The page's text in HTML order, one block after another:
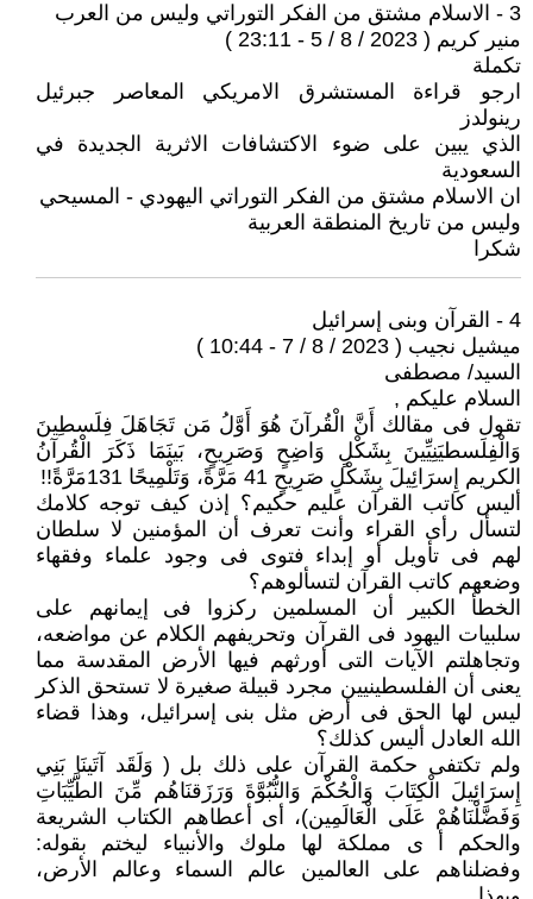
3 - الاسلام مشتق من الفكر التوراتي وليس من العرب
منير كريم ( 2023 / 8 / 5 - 23:11 )
تكملة
ارجو قراءة المستشرق الامريكي المعاصر جبرئيل
رينولدز
الذي يبين على ضوء الاكتشافات الاثرية الجديدة في
السعودية
ان الاسلام مشتق من الفكر التوراتي اليهودي - المسيحي
وليس من تاريخ المنطقة العربية
شكرا
4 - القرآن وبنى إسرائيل
ميشيل نجيب ( 2023 / 8 / 7 - 10:44 )
السيد/ مصطفى
السلام عليكم ,‏
تقول فى مقالك أَنَّ الْقُرآنَ هُوَ أَوَّلُ مَن تَجَاهَلَ فِلَسطِينَ
وَالْفِلَسطيَنِيِّينَ بِشَكْلٍ وَاضِحٍ وَصَرِيحٍ، بَينَمَا ذَكَرَ الْقُرآنُ
الكريم إِسرَائِيلَ ‏بِشَكْلٍ صَرِيحٍ 41 مَرَّةً، وَتَلْمِيحًا 131مَرَّةً!!‏
أليس كاتب القرآن عليم حكيم؟ إذن كيف توجه كلامك
لتسأل رأى القراء وأنت تعرف أن المؤمنين لا سلطان
لهم فى تأويل أو ‏إبداء فتوى فى وجود علماء وفقهاء
وضعهم كاتب القرآن لتسألوهم؟
الخطأ الكبير أن المسلمين ركزوا فى إيمانهم على
سلبيات اليهود فى القرآن وتحريفهم الكلام عن مواضعه،
وتجاهلتم الآيات التى ‏أورثهم فيها الأرض المقدسة مما
يعنى أن الفلسطينيين مجرد قبيلة صغيرة لا تستحق الذكر
ليس لها الحق فى أرض مثل بنى ‏إسرائيل، وهذا قضاء
الله العادل أليس كذلك؟
ولم تكتفى حكمة القرآن على ذلك بل ( وَلَقَد آتَينَا بَنِي
إِسرَائِيلَ الْكِتَابَ وَالْحُكْمَ وَالنُّبُوَّةَ وَرَزَقنَاهُم مِّنَ الطَّيِّبَاتِ
وَفَضَّلْنَاهُمْ عَلَى ‏الْعَالَمِين)، أى أعطاهم الكتاب الشريعة
والحكم أ ى مملكة لها ملوك والأنبياء ليختم بقوله:
وفضلناهم على العالمين عالم السماء ‏وعالم الأرض،